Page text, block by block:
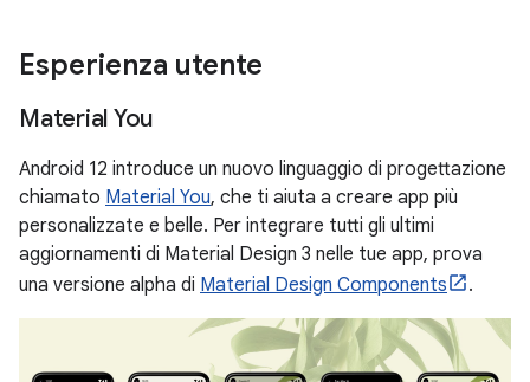
Esperienza utente
Material You
Android 12 introduce un nuovo linguaggio di progettazione
chiamato Material You, che ti aiuta a creare app più
personalizzate e belle. Per integrare tutti gli ultimi
aggiornamenti di Material Design 3 nelle tue app, prova
una versione alpha di Material Design Components .